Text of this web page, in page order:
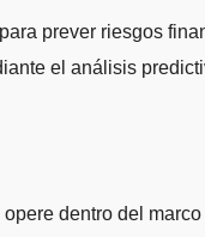
prever riesgos
el análisis
dentro del